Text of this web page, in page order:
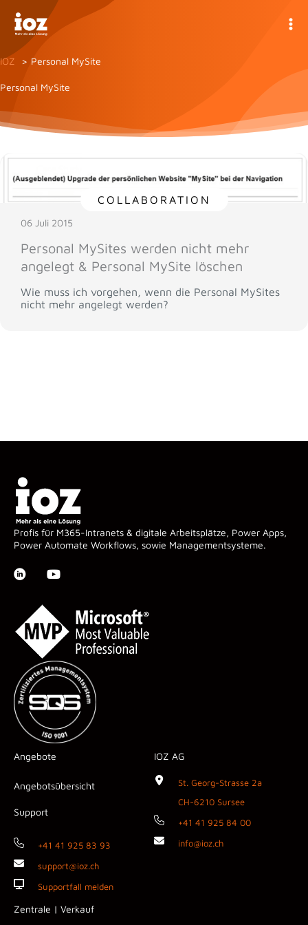
Inhalt
springen
IOZ Personal MySite
Personal MySite
COLLABORATION
06 Juli 2015
Personal MySites werden nicht mehr
angelegt & Personal MySite löschen
Wie muss ich vorgehen, wenn die Personal MySites
nicht mehr angelegt werden?
Profis für M365-Intranets & digitale Arbeitsplätze, Power Apps,
Power Automate Workflows, sowie Managementsysteme.
Angebote
Angebotsübersicht
Support
+41 41 925 83 93
support@ioz.ch
Supportfall melden
Zentrale | Verkauf
IOZ AG
St. Georg-Strasse 2a
CH-6210 Sursee
+41 41 925 84 00
info@ioz.ch